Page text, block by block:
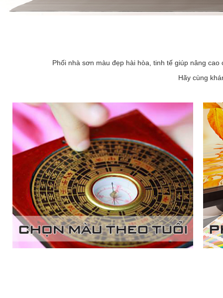
Phối nhà sơn màu đẹp hài hòa, tinh tế giúp nâng
Hãy cùng